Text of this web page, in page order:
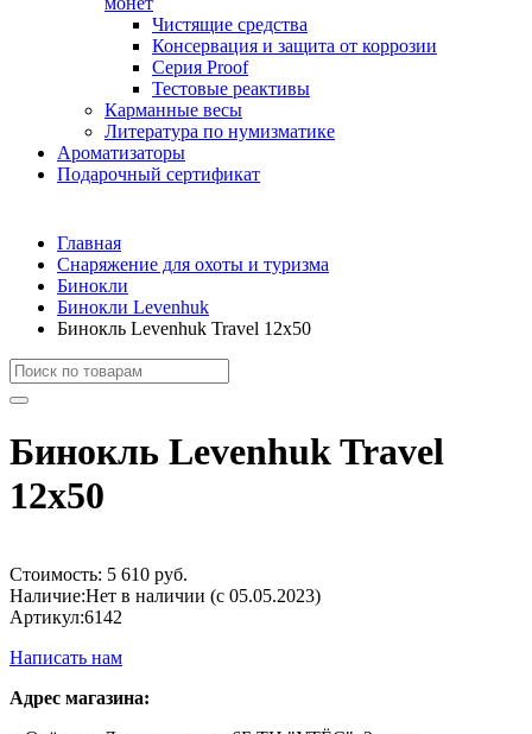
Чистящие средства
Консервация и защита от коррозии
Серия Proof
Тестовые реактивы
Карманные весы
Литература по нумизматике
Ароматизаторы
Подарочный сертификат
Главная
Снаряжение для охоты и туризма
Бинокли
Бинокли Levenhuk
Бинокль Levenhuk Travel 12х50
Бинокль Levenhuk Travel
12х50
Стоимость: 5 610 руб.
Наличие:Нет в наличии (с 05.05.2023)
Артикул:6142
Написать нам
Адрес магазина: